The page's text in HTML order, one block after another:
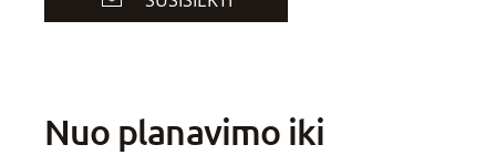
Nuo planavimo iki